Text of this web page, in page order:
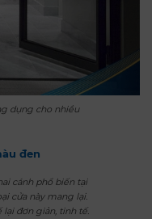
dụng cho nhiều
đen
cánh phổ biến tại
cửa này mang lại.
lại đơn giản, tinh tế.